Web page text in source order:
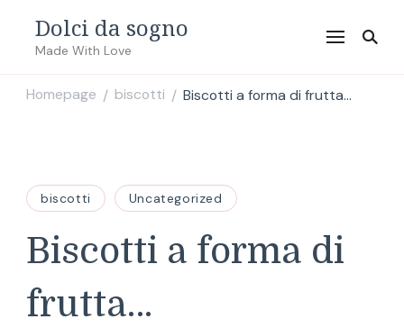
Dolci da sogno
Made With Love
Homepage / biscotti / Biscotti a forma di frutta…
biscotti Uncategorized
Biscotti a forma di
frutta…